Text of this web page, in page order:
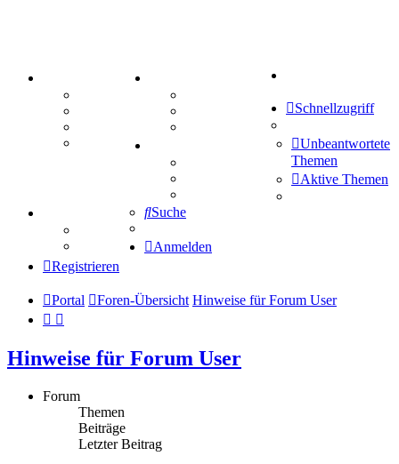
Mastodon
Treffenübersicht
Zitatesammlung
Schiffe versenken
Tipprunde
Comunio
Schnellzugriff
Unbeantwortete
Themen
Aktive Themen
Suche
Anmelden
Registrieren
Portal Foren-Übersicht Hinweise für Forum User
Hinweise für Forum User
Forum
Themen
Beiträge
Letzter Beitrag